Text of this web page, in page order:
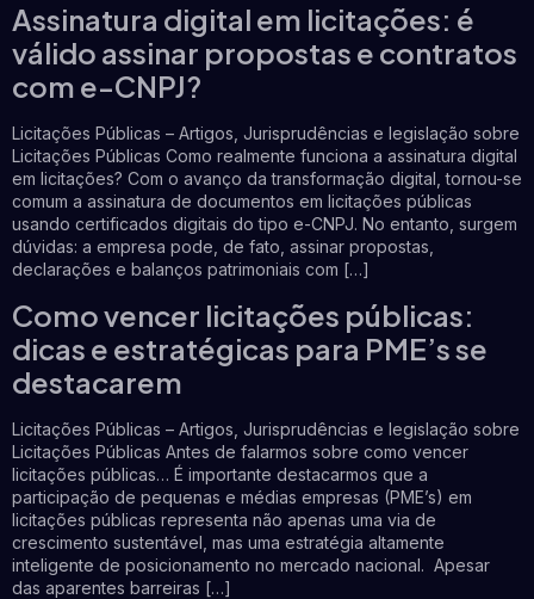
Assinatura digital em licitações: é
válido assinar propostas e contratos
com e-CNPJ?
Licitações Públicas – Artigos, Jurisprudências e legislação sobre
Licitações Públicas Como realmente funciona a assinatura digital
em licitações? Com o avanço da transformação digital, tornou-se
comum a assinatura de documentos em licitações públicas
usando certificados digitais do tipo e-CNPJ. No entanto, surgem
dúvidas: a empresa pode, de fato, assinar propostas,
declarações e balanços patrimoniais com […]
Como vencer licitações públicas:
dicas e estratégicas para PME’s se
destacarem
Licitações Públicas – Artigos, Jurisprudências e legislação sobre
Licitações Públicas Antes de falarmos sobre como vencer
licitações públicas… É importante destacarmos que a
participação de pequenas e médias empresas (PME’s) em
licitações públicas representa não apenas uma via de
crescimento sustentável, mas uma estratégia altamente
inteligente de posicionamento no mercado nacional. Apesar
das aparentes barreiras […]